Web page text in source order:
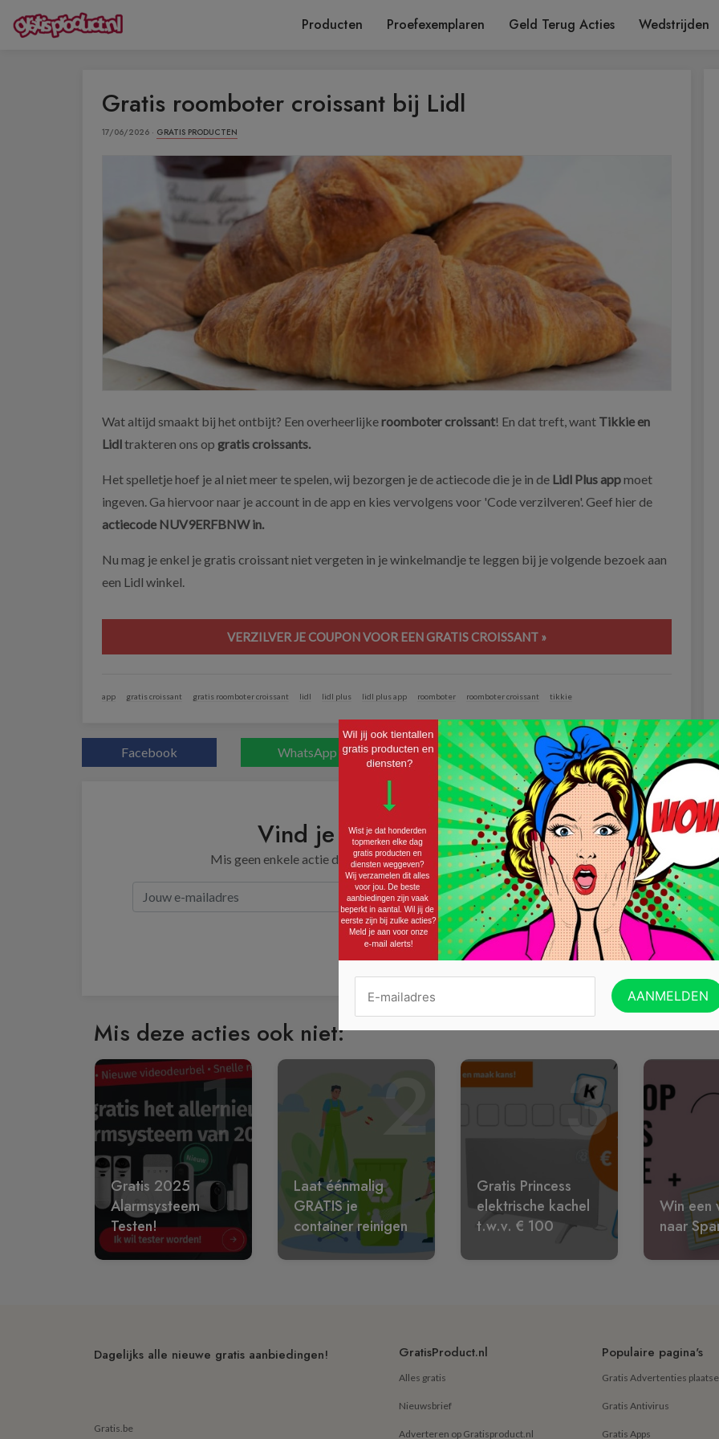
Producten Proefexemplaren Geld Terug Acties Wedstrijden
Gratis roomboter croissant bij Lidl
17/06/2026 · GRATIS PRODUCTEN
Wat altijd smaakt bij het ontbijt? Een overheerlijkeroomboter croissant! En dat treft, want Tikkie en
Lidltrakteren ons op gratis croissants.
Het spelletje hoef je al niet meer te spelen, wij bezorgen je de actiecode die je in de Lidl Plus appmoet
ingeven. Ga hiervoor naar je account in de app en kies vervolgens voor 'Code verzilveren'. Geef hier de
actiecode NUV9ERFBNW in.
Nu mag je enkel je gratis croissant niet vergeten in je winkelmandje te leggen bij je volgende bezoek aan
een Lidl winkel.
VERZILVER JE COUPON VOOR EEN GRATIS CROISSANT »
app gratis croissant gratis roomboter croissant lidl lidl plus lidl plus app roomboter roomboter croissant tikkie
Facebook WhatsApp Twitter Email
Vind je deze actie leuk?
Mis geen enkele actie door je in te schrijven op onze nieuwsbrief!
VERZENDEN
Mis deze acties ook niet:
1
Gratis 2025
Alarmsysteem
Testen!
2
Laat éénmalig
GRATIS je
container reinigen
3
Gratis Princess
elektrische kachel
t.w.v. € 100
Win een
naar
Dagelijks alle nieuwe gratis aanbiedingen!
Gratis.be
GratisProduct.nl
Alles gratis
Nieuwsbrief
Adverteren op Gratisproduct.nl
Populaire pagina's
Gratis Advertenties
Gratis Antivirus
Gratis Apps